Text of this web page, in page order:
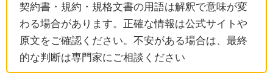
契約書・規約・規格文書の用語は解釈で意味が変
わる場合があります。正確な情報は公式サイトや
原文をご確認ください。不安がある場合は、最終
的な判断は専門家にご相談ください